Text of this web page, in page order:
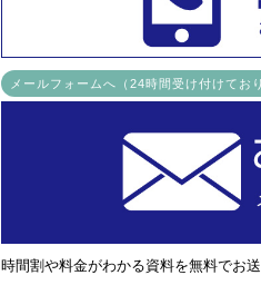
メールフォームへ（24時間受け付けてお
時間割や料金がわかる資料を無料でお送